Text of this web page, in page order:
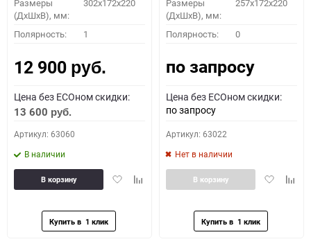
Размеры
(ДхШхВ), мм:
302x172x220
Полярность: 1
12 900 руб.
Цена без ECOном скидки:
13 600 руб.
Артикул: 63060
В наличии
ДобавитьДобавить
В корзину
Размеры
(ДхШхВ), мм:
257x172x220
Полярность: 0
по запросу
Цена без ECOном скидки:
по запросу
Артикул: 63022
Нет в наличии
Добавить
В корзину